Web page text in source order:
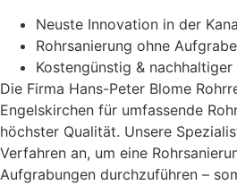
Neuste Innovation in der
Rohrsanierung ohne
Kostengünstig & nachhaltiger
Die Firma Hans-Peter Blome
Engelskirchen für umfassende
höchster Qualität. Unsere
Verfahren an, um eine
Aufgrabungen durchzuführen –